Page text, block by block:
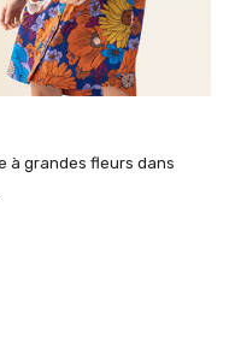
à grandes fleurs dans